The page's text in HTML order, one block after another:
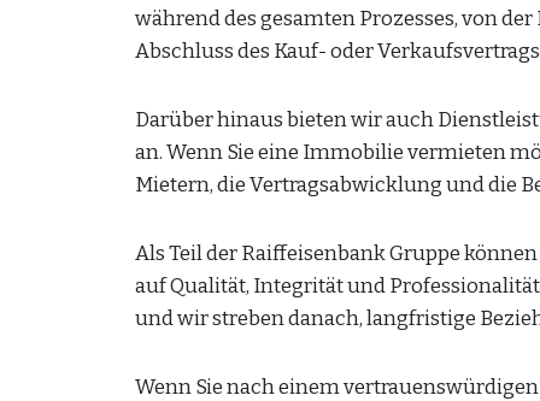
während des gesamten Prozesses, von
Abschluss des Kauf- oder
Darüber hinaus bieten wir auch
an. Wenn Sie eine Immobilie vermieten
Mietern, die Vertragsabwicklung und die
Als Teil der Raiffeisenbank Gruppe
auf Qualität, Integrität und
und wir streben danach, langfristige
Wenn Sie nach einem